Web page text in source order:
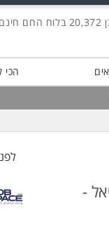
הכי
-